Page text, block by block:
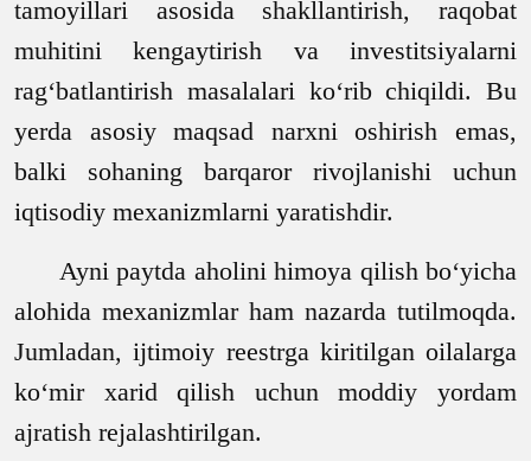
tamoyillari asosida shakllantirish, raqobat
muhitini kengaytirish va investitsiyalarni
rag‘batlantirish masalalari ko‘rib chiqildi. Bu
yerda asosiy maqsad narxni oshirish emas,
balki sohaning barqaror rivojlanishi uchun
iqtisodiy mexanizmlarni yaratishdir.
Ayni paytda aholini himoya qilish bo‘yicha
alohida mexanizmlar ham nazarda tutilmoqda.
Jumladan, ijtimoiy reestrga kiritilgan oilalarga
ko‘mir xarid qilish uchun moddiy yordam
ajratish rejalashtirilgan.